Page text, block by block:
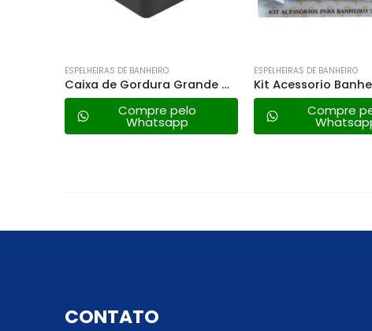
ESPELHEIRAS DE BANHEIRO
Caixa de Gordura Grande Metasul Preta Standard
Compre pelo
Whatsapp
ESPELHEIRAS DE BANHEIRO
Compre
CONTATO